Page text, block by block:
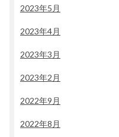
2023年5月
2023年4月
2023年3月
2023年2月
2022年9月
2022年8月